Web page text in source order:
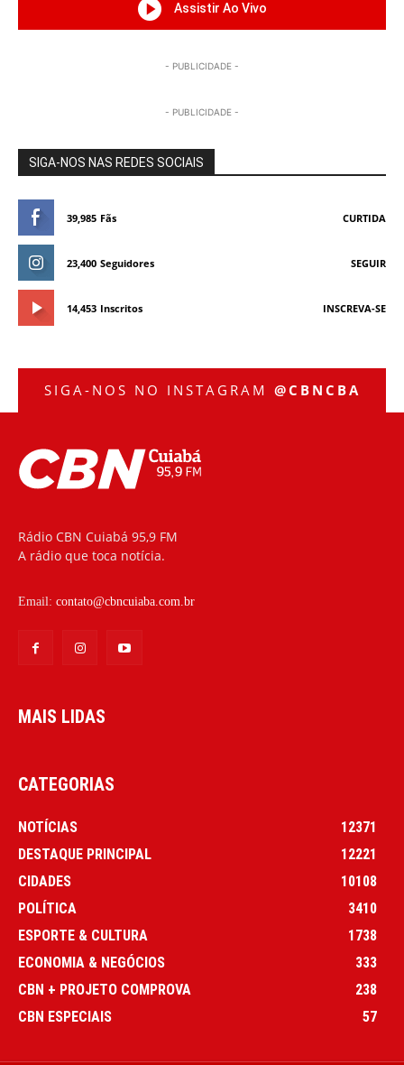
Assistir Ao Vivo
- PUBLICIDADE -
- PUBLICIDADE -
SIGA-NOS NAS REDES SOCIAIS
39,985 Fãs CURTIDA
23,400 Seguidores SEGUIR
14,453 Inscritos INSCREVA-SE
SIGA-NOS NO INSTAGRAM @CBNCBA
Rádio CBN Cuiabá 95,9 FM
A rádio que toca notícia.
Email: contato@cbncuiaba.com.br
MAIS LIDAS
CATEGORIAS
NOTÍCIAS
12371
DESTAQUE PRINCIPAL
12221
CIDADES
10108
POLÍTICA
3410
ESPORTE & CULTURA
1738
ECONOMIA & NEGÓCIOS
333
CBN + PROJETO COMPROVA
238
CBN ESPECIAIS
57